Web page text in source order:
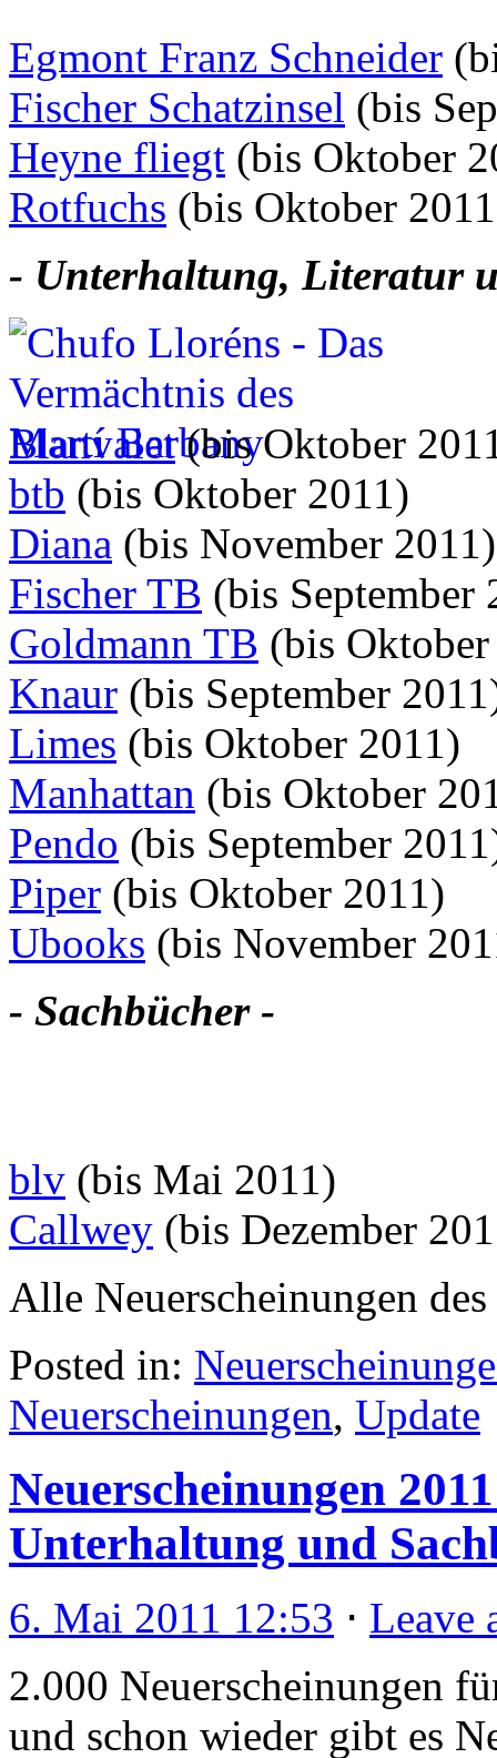
Egmont Franz Schneider
Fischer Schatzinsel (bis
Heyne fliegt (bis Oktober
Rotfuchs (bis Oktober
- Unterhaltung, Literatur
Blanvalet(bis Oktober
btb (bis Oktober 2011)
Diana (bis November 2011)
Fischer TB (bis September
Goldmann TB (bis
Knaur (bis September
Limes (bis Oktober 2011)
Manhattan (bis Oktober
Pendo (bis September
Piper (bis Oktober 2011)
Ubooks (bis November
- Sachbücher -
blv (bis Mai 2011)
Callwey (bis Dezember
Alle Neuerscheinungen
Posted in:
Neuerscheinungen, Update
Neuerscheinungen
Unterhaltung und
6. Mai 2011 12:53 ⋅ Leave
2.000 Neuerscheinungen
und schon wieder gibt es